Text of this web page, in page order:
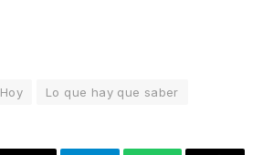
Hoy Lo que hay que saber